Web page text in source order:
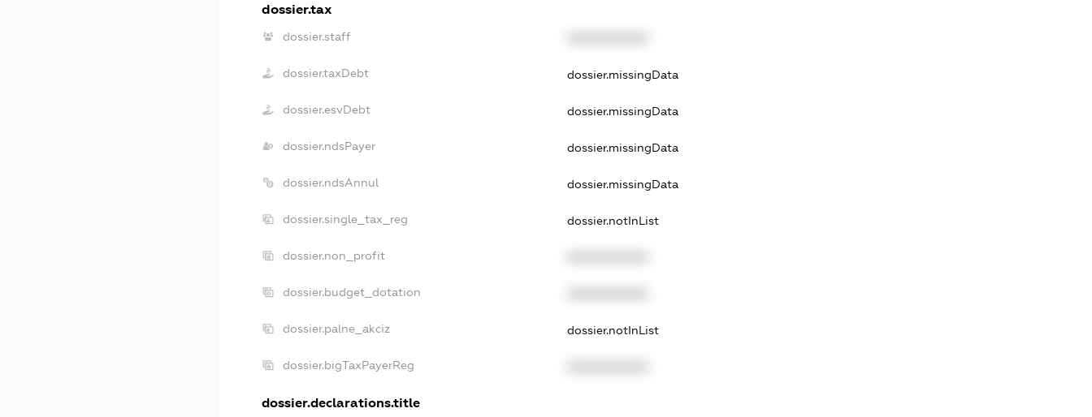
dossier.tax
dossier.staff
dossier.taxDebt dossier.missingData
dossier.esvDebt dossier.missingData
dossier.ndsPayer dossier.missingData
dossier.ndsAnnul dossier.missingData
dossier.single_tax_reg dossier.notInList
dossier.non_profit
dossier.budget_dotation
dossier.palne_akciz dossier.notInList
dossier.bigTaxPayerReg
dossier.declarations.title